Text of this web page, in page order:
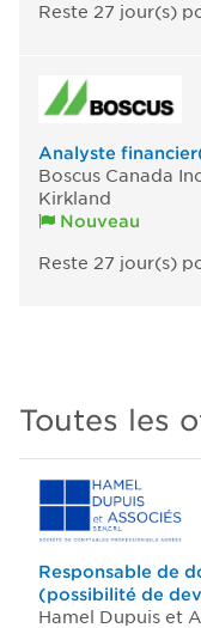
Reste 27 jour(s)
Analyste
Boscus Canada
Kirkland
Nouveau
Reste 27 jour(s)
Toutes les
Responsable de
(possibilité de
Hamel Dupuis et